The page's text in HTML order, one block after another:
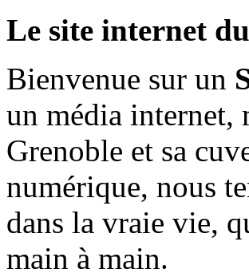
Le site internet
Bienvenue sur un
un média internet,
Grenoble et sa
numérique, nous
dans la vraie vie,
main à main.